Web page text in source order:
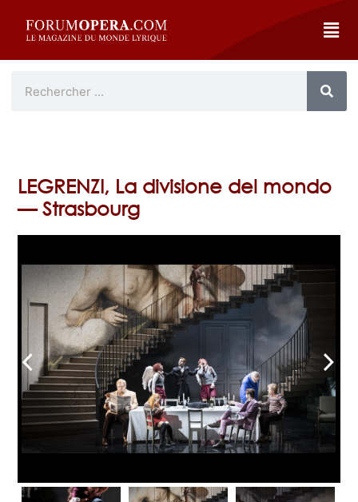
LEGRENZI, La divisione del mondo
— Strasbourg
arrow_back_ios arrow_forward_ios